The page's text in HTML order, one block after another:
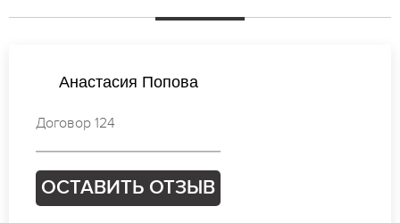
Екатерина Лебедева
Договор 805
ОСТАВИТЬ ОТЗЫВ